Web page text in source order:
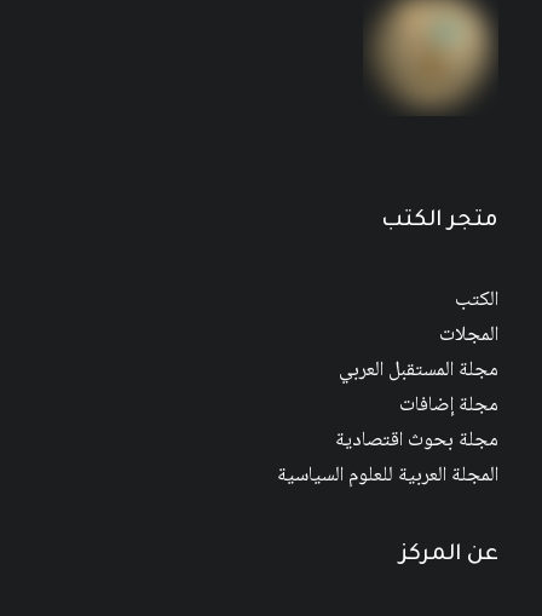
مجلة إضافات (المجلة العربية لعلم الاجتماع)،
العددان 57-58، صيف-خريف 2022
متجر الكتب
الكتب
المجلات
مجلة المستقبل العربي
مجلة إضافات
مجلة بحوث اقتصادية
المجلة العربية للعلوم السياسية
عن المركز